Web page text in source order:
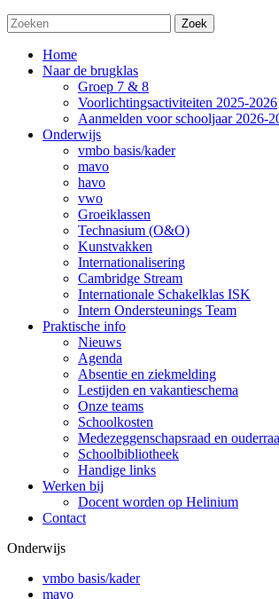
Zoek
Home
Naar de brugklas
Groep 7 & 8
Voorlichtingsactiviteiten 2025-2026
Aanmelden voor schooljaar 2026-
Onderwijs
vmbo basis/kader
mavo
havo
vwo
Groeiklassen
Technasium (O&O)
Kunstvakken
Internationalisering
Cambridge Stream
Internationale Schakelklas ISK
Intern Ondersteunings Team
Praktische info
Nieuws
Agenda
Absentie en ziekmelding
Lestijden en vakantieschema
Onze teams
Schoolkosten
Medezeggenschapsraad en
Schoolbibliotheek
Handige links
Werken bij
Docent worden op Helinium
Contact
Onderwijs
vmbo basis/kader
mavo